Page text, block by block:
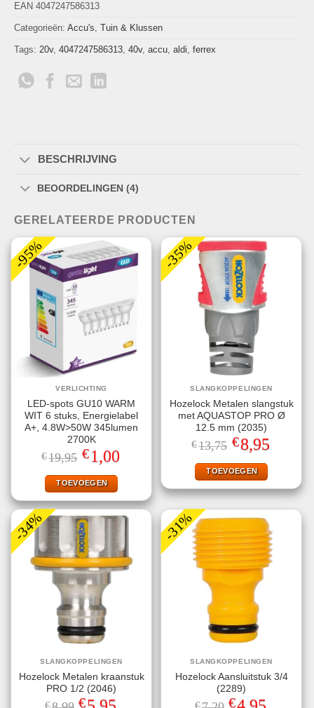
EAN 4047247586313
Categorieën: Accu's, Tuin & Klussen
Tags: 20v, 4047247586313, 40v, accu, aldi, ferrex
BESCHRIJVING
BEOORDELINGEN (4)
GERELATEERDE PRODUCTEN
-95%
VERLICHTING
LED-spots GU10 WARM
WIT 6 stuks, Energielabel
A+, 4.8W>50W 345lumen
2700K
€19,95 Oorspronkelijke
prijs
was:
€19,95.
€1,00Huidige
prijs
TOEVOEGEN
-35%
SLANGKOPPELINGEN
Hozelock Metalen slangstuk
met AQUASTOP PRO Ø
12.5 mm (2035)
€13,75 Oorspronkelijke
prijs
was:
€13,75.
€8,95prijs
TOEVOEGEN
-34%
SLANGKOPPELINGEN
Hozelock Metalen kraanstuk
PRO 1/2 (2046)
€
Oorspronkelijke
€
-31%
SLANGKOPPELINGEN
Hozelock Aansluitstuk 3/4
(2289)
€
Oorspronkelijke
€